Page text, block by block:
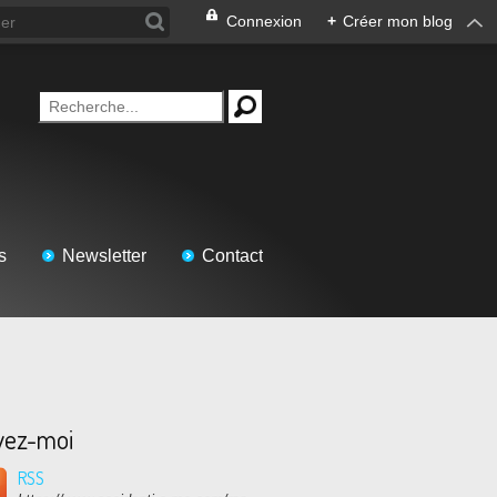
Connexion + Créer mon blog
Newsletter Contact
moi
RSS